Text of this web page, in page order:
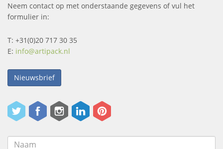
Neem contact op met onderstaande gegevens of vul het
formulier in:
T: +31(0)20 717 30 35
E: info@artipack.nl
Nieuwsbrief